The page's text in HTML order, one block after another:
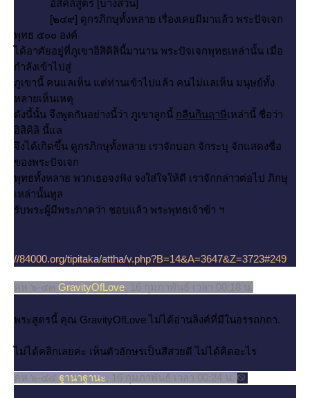
อิสิคิลิสูตร [บางส่วน]
[๒๔๙] ดูกรภิกษุทั้งหลาย เรื่องเคยมีมาแล้ว พระปัจเจก
พุทธ ๕๐๐ องค์
ได้อาศัยอยู่ที่ภูเขาอิสิคิลินี้มานาน พระปัจเจกพุทธเหล่านั้น เมื่อ
กำลังเข้าไปสู่
ภูเขานี้ คนแลเห็น แต่ท่านเข้าไปแล้ว คนไม่แลเห็น มนุษย์ทั้ง
หลายเห็นเหตุ
ดังนี้นั้น จึงพูดกันอย่างนี้ว่า ภูเขาลูกนี้ กลืนกินฤาษีเหล่านี้ ชื่อว่า
อิสิคิลิ นี้แล
จึงได้เกิดขึ้น ดูกรภิกษุทั้งหลาย เราจักบอก จักระบุ จักแสดงชื่อ
ของพระปัจเจก
พุทธทั้งหลาย พวกเธอจงฟัง จงใส่ใจให้ดี เราจักกล่าวต่อไป ภิกษุ
เหล่านั้นทูล
รับพระผู้มีพระภาคว่า ชอบแล้ว พระพุทธเจ้าข้า ฯ
//84000.org/tipitaka/attha/v.php?B=14&A=3647&Z=3723#249
คห ๖-๔๓ GravityOfLove, 16 กุมภาพันธ์ เวลา 00:18 น.
พระสูตรนี้ คุณ GravityOfLove ไม่ได้อ่านลิงค์ที่มีในอรรถกถา.
ไม่ได้คลิกเลยค่ะ เห็นตัวอักษรเป็นสีสวยดี ไม่ได้คิดอะไร
คห ๖-๔๔ ฐานาฐานะ, 16 กุมภาพันธ์ เวลา 00:24 น.